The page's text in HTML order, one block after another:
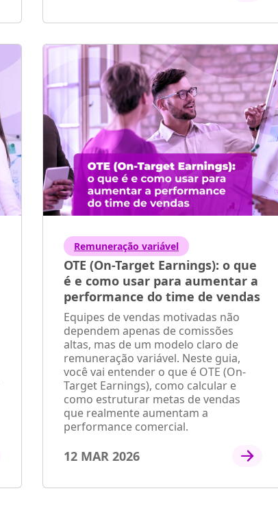
Remuneração variável
OTE (On-Target Earnings): o que
é e como usar para aumentar a
performance do time de vendas
Equipes de vendas motivadas não
dependem apenas de comissões
altas, mas de um modelo claro de
remuneração variável. Neste guia,
você vai entender o que é OTE (On-
Target Earnings), como calcular e
como estruturar metas de vendas
que realmente aumentam a
performance comercial.
12 MAR 2026